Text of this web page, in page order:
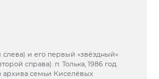
и его первый «звёздный»
справа). п. Толька, 1986 год.
архива семьи Киселёвых